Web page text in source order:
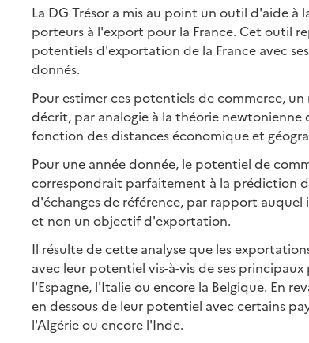
La DG Trésor a mis au point un outil d'aide à
porteurs à l'export pour la France. Cet outil
potentiels d'exportation de la France avec
donnés.
Pour estimer ces potentiels de commerce,
décrit, par analogie à la théorie
fonction des distances économique et
Pour une année donnée, le potentiel de
correspondrait parfaitement à la prédiction
d'échanges de référence, par rapport auquel
et non un objectif d'exportation.
Il résulte de cette analyse que les
avec leur potentiel vis-à-vis de ses
l'Espagne, l'Italie ou encore la Belgique. En
en dessous de leur potentiel avec certains
l'Algérie ou encore l'Inde.